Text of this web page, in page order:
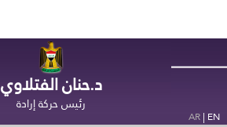
د.حنان الفتلاوي
رئيس حركة إرادة
EN
|
AR